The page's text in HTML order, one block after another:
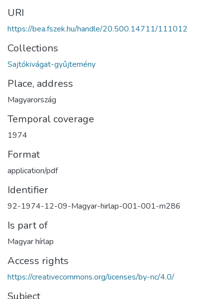
URI
https://bea.fszek.hu/handle/20.500.14711/111012
Collections
Sajtókivágat-gyűjtemény
Place, address
Magyarország
Temporal coverage
1974
Format
application/pdf
Identifier
92-1974-12-09-Magyar-hirlap-001-001-m286
Is part of
Magyar hírlap
Access rights
https://creativecommons.org/licenses/by-nc/4.0/